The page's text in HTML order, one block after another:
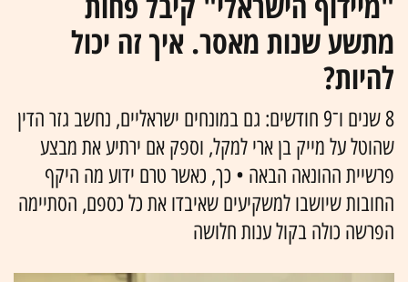
מתשע שנות מאסר. איך זה יכול
להיות?
8 שנים ו־9 חודשים: גם במונחים ישראליים, נחשב גזר הדין
שהוטל על מייק בן ארי למקל, וספק אם ירתיע את מבצע
פרשיית ההונאה הבאה • כך, כאשר טרם ידוע מה היקף
החובות שיושבו למשקיעים שאיבדו את כל כספם, הסתיימה
הפרשה כולה בקול ענות חלושה